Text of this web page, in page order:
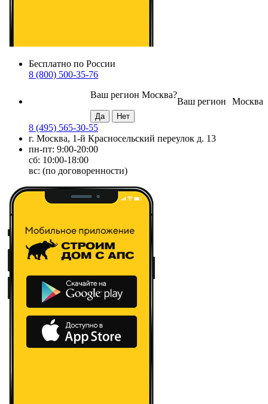
Бесплатно по России
8 (800) 500-35-76
Москва
Ваш регион
Ваш регион Москва?
8 (495) 565-30-55
г. Москва, 1-й Красносельский переулок д. 13
пн-пт: 9:00-20:00
сб: 10:00-18:00
вс: (по договоренности)